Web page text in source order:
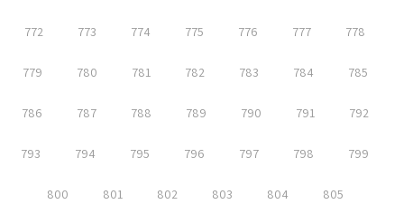
772 773 774 775 776 777 778
779 780 781 782 783 784 785
786 787 788 789 790 791 792
793 794 795 796 797 798 799
800 801 802 803 804 805